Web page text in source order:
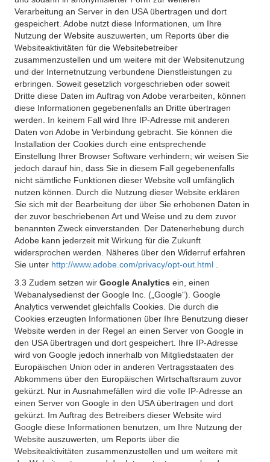
Verarbeitung an Server in den USA übertragen und dort
gespeichert. Adobe nutzt diese Informationen, um Ihre
Nutzung der Website auszuwerten, um Reports über die
Websiteaktivitäten für die Websitebetreiber
zusammenzustellen und um weitere mit der Websitenutzung
und der Internetnutzung verbundene Dienstleistungen zu
erbringen. Soweit gesetzlich vorgeschrieben oder soweit
Dritte diese Daten im Auftrag von Adobe verarbeiten, können
diese Informationen gegebenenfalls an Dritte übertragen
werden. In keinem Fall wird Ihre IP-Adresse mit anderen
Daten von Adobe in Verbindung gebracht. Sie können die
Installation der Cookies durch eine entsprechende
Einstellung Ihrer Browser Software verhindern; wir weisen Sie
jedoch darauf hin, dass Sie in diesem Fall gegebenenfalls
nicht sämtliche Funktionen dieser Website voll umfänglich
nutzen können. Durch die Nutzung dieser Website erklären
Sie sich mit der Bearbeitung der über Sie erhobenen Daten in
der zuvor beschriebenen Art und Weise und zu dem zuvor
benannten Zweck einverstanden. Der Datenerhebung durch
Adobe kann jederzeit mit Wirkung für die Zukunft
widersprochen werden. Näheres über den Widerruf erfahren
Sie unter http://www.adobe.com/privacy/opt-out.html
3.3 Zudem setzen wir Google Analytics ein, einen
Webanalysedienst der Google Inc. („Google“). Google
Analytics verwendet gleichfalls Cookies. Die durch die
Cookies erzeugten Informationen über Ihre Benutzung dieser
Website werden in der Regel an einen Server von Google in
den USA übertragen und dort gespeichert. Ihre IP-Adresse
wird von Google jedoch innerhalb von Mitgliedstaaten der
Europäischen Union oder in anderen Vertragsstaaten des
Abkommens über den Europäischen Wirtschaftsraum zuvor
gekürzt. Nur in Ausnahmefällen wird die volle IP-Adresse an
einen Server von Google in den USA übertragen und dort
gekürzt. Im Auftrag des Betreibers dieser Website wird
Google diese Informationen benutzen, um Ihre Nutzung der
Website auszuwerten, um Reports über die
Websiteaktivitäten zusammenzustellen und um weitere mit